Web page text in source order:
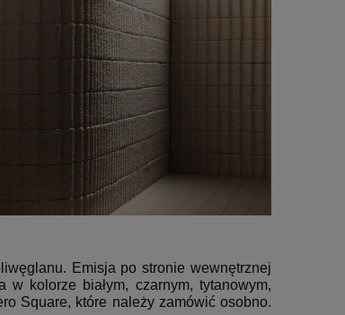
Emisja po stronie wewnętrznej
w kolorze białym, czarnym, tytanowym,
Square, które należy zamówić osobno.